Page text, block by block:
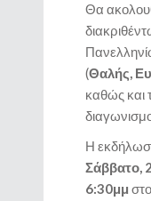
Θα
(Θαλής,
καθώς και
Η
Σάββατο,
6:30μμ